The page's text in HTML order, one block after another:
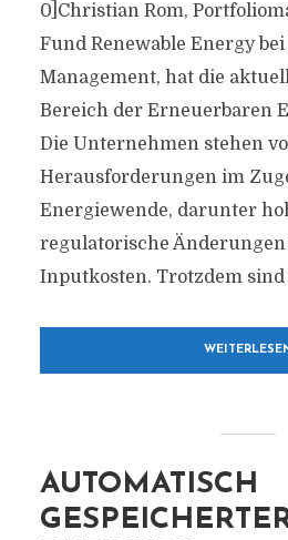
0]Christian Rom,
Fund Renewable Energy bei
Management, hat die
Bereich der Erneuerbaren
Die Unternehmen stehen
Herausforderungen im
Energiewende, darunter
regulatorische
Inputkosten. Trotzdem
AUTOMATISCH